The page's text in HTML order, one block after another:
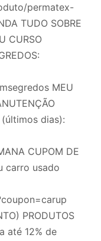
permatex-
TUDO SOBRE
CURSO
MEU
dias):
CUPOM DE
carro usado
PRODUTOS
até 12% de